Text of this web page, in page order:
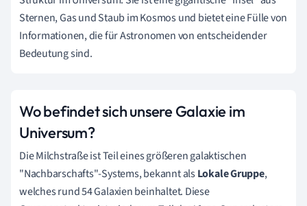
Sternen, Gas und Staub im Kosmos und bietet eine Fülle von
Informationen, die für Astronomen von entscheidender
Bedeutung sind.
Wo befindet sich unsere Galaxie im
Universum?
Die Milchstraße ist Teil eines größeren galaktischen
"Nachbarschafts"-Systems, bekannt alsLokale Gruppe,
welches rund 54 Galaxien beinhaltet. Diese